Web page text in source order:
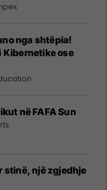
nga shtëpia!
Kibernetike ose
në FAFA Sun
stinë, një zgjedhje